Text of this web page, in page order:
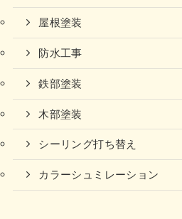
屋根塗装
防水工事
鉄部塗装
木部塗装
シーリング打ち替え
カラーシュミレーション